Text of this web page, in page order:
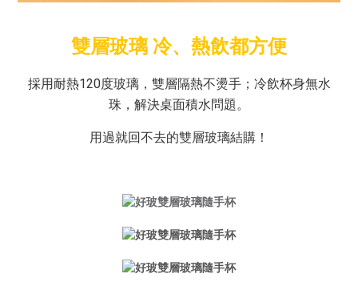
雙層玻璃 冷、熱飲都方便
採用耐熱120度玻璃，雙層隔熱不燙手；冷飲杯身無水
珠，解決桌面積水問題。
用過就回不去的雙層玻璃結購！